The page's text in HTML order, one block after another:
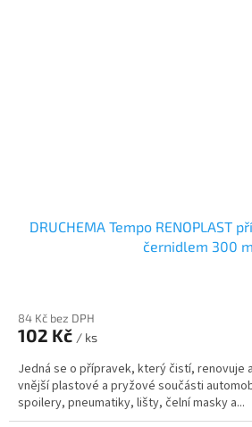
DRUCHEMA Tempo RENOPLAST
černidlem 300
84 Kč bez DPH
102 Kč / ks
Jedná se o přípravek, který čistí, renovuje
vnější plastové a pryžové součásti
spoilery, pneumatiky, lišty, čelní masky a...